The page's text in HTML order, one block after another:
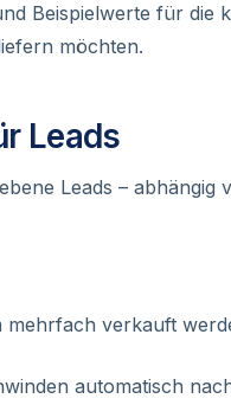
Beispielwerte für
möchten.
Leads
Leads – abhängig
mehrfach verkauft
automatisch